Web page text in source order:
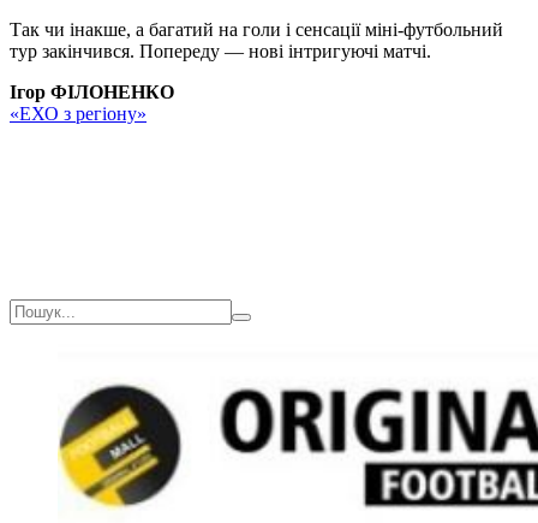
Так чи інакше, а багатий на голи і сенсації міні-футбольний
тур закінчився. Попереду — нові інтригуючі матчі.
Ігор ФІЛОНЕНКО
«ЕХО з регіону»